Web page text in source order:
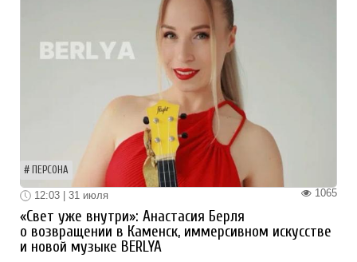
ПЕРСОНА
1065
12:03 | 31 июля
«Свет уже внутри»: Анастасия Берля
о возвращении в Каменск, иммерсивном искусстве
и новой музыке BERLYA